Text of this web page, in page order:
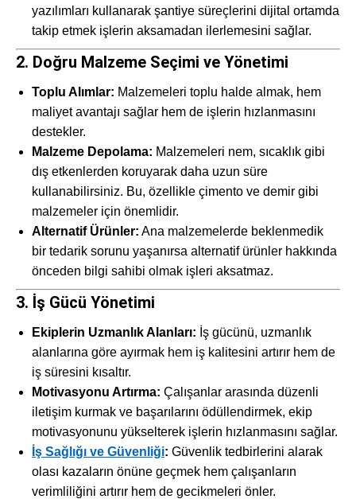
yazılımları kullanarak şantiye süreçlerini dijital ortamda
takip etmek işlerin aksamadan ilerlemesini sağlar.
2. Doğru Malzeme Seçimi ve Yönetimi
Toplu Alımlar: Malzemeleri toplu halde almak, hem
maliyet avantajı sağlar hem de işlerin hızlanmasını
destekler.
Malzeme Depolama: Malzemeleri nem, sıcaklık gibi
dış etkenlerden koruyarak daha uzun süre
kullanabilirsiniz. Bu, özellikle çimento ve demir gibi
malzemeler için önemlidir.
Alternatif Ürünler: Ana malzemelerde beklenmedik
bir tedarik sorunu yaşanırsa alternatif ürünler hakkında
önceden bilgi sahibi olmak işleri aksatmaz.
3. İş Gücü Yönetimi
Ekiplerin Uzmanlık Alanları: İş gücünü, uzmanlık
alanlarına göre ayırmak hem iş kalitesini artırır hem de
iş süresini kısaltır.
Motivasyonu Artırma: Çalışanlar arasında düzenli
iletişim kurmak ve başarılarını ödüllendirmek, ekip
motivasyonunu yükselterek işlerin hızlanmasını sağlar.
İş Sağlığı ve Güvenliği: Güvenlik tedbirlerini alarak
olası kazaların önüne geçmek hem çalışanların
verimliliğini artırır hem de gecikmeleri önler.